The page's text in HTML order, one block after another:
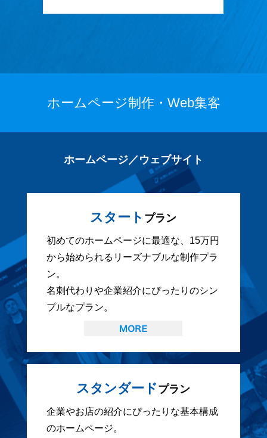
ホームページ制作・Web集客
ホームページ／ウェブサイト
スタート プラン
初めてのホームページに最適な、15万円
から始められるリーズナブルな制作プラ
ン。
名刺代わりや企業紹介にぴったりのシン
プルなプラン。
スタンダードプラン
企業やお店の紹介にぴったりな基本構成
のホームページ。